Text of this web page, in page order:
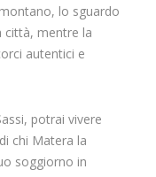
lo sguardo
città, mentre la
autentici e
potrai vivere
chi Matera la
soggiorno in